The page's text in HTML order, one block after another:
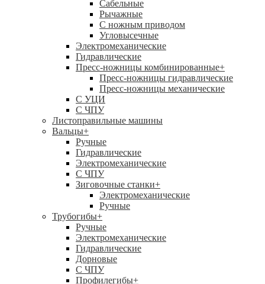
Сабельные
Рычажные
С ножным приводом
Угловысечные
Электромеханические
Гидравлические
Пресс-ножницы комбинированные+
Пресс-ножницы гидравлические
Пресс-ножницы механические
С УЦИ
С ЧПУ
Листоправильные машины
Вальцы+
Ручные
Гидравлические
Электромеханические
С ЧПУ
Зиговочные станки+
Электромеханические
Ручные
Трубогибы+
Ручные
Электромеханические
Гидравлические
Дорновые
С ЧПУ
Профилегибы+